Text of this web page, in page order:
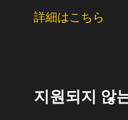
詳細はこちら
지원되지 않